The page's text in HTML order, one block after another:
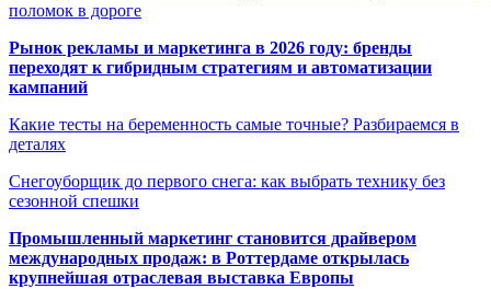
поломок в дороге
Рынок рекламы и маркетинга в 2026 году: бренды
переходят к гибридным стратегиям и автоматизации
кампаний
Какие тесты на беременность самые точные? Разбираемся в
деталях
Снегоуборщик до первого снега: как выбрать технику без
сезонной спешки
Промышленный маркетинг становится драйвером
международных продаж: в Роттердаме открылась
крупнейшая отраслевая выставка Европы